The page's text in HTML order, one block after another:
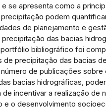
se apresenta como a
podem
de planejamento e
das bacias
bibliográfico foi
precipitação das bacias
de publicações sobre
bacias hidrográficas,
incentivar a realização de
e o desenvolvimento